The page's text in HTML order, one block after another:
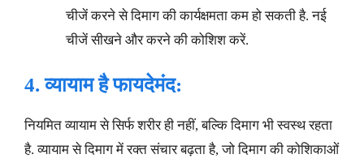
चीजें करने से दिमाग की कार्यक्षमता कम हो सकती है. नई
चीजें सीखने और करने की कोशिश करें.
4. व्यायाम है फायदेमंद:
नियमित व्यायाम से सिर्फ शरीर ही नहीं, बल्कि दिमाग भी स्वस्थ रहता
है. व्यायाम से दिमाग में रक्त संचार बढ़ता है, जो दिमाग की कोशिकाओं